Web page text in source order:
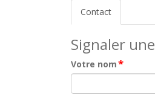
Contact
Signaler
Votre nom*